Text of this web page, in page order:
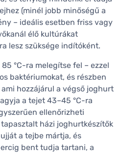
(minél jobb minőségű a
– ideális esetben friss vagy
élő kultúrákat
lesz szüksége indítóként.
°C-ra melegítse fel – ezzel
baktériumokat, és részben
hozzájárul a végső joghurt
a tejet 43–45 °C-ra
ellenőrizheti
házi joghurtkészítők
a tejbe mártja, és
bent tudja tartani, a